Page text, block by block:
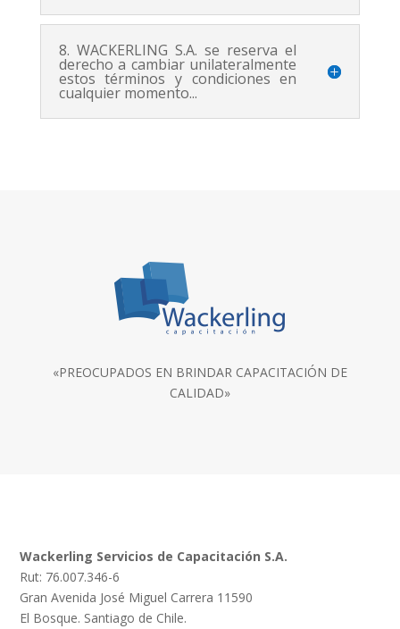
8. WACKERLING S.A. se reserva el
derecho a cambiar unilateralmente
estos términos y condiciones en
cualquier momento...
«PREOCUPADOS EN BRINDAR CAPACITACIÓN DE
CALIDAD»
Wackerling Servicios de Capacitación S.A.
Rut: 76.007.346-6
Gran Avenida José Miguel Carrera 11590
El Bosque. Santiago de Chile.